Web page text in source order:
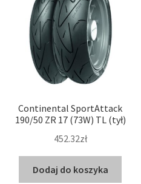
Continental SportAttack
190/50 ZR 17 (73W) TL (tył)
452.32zł
Dodaj do koszyka